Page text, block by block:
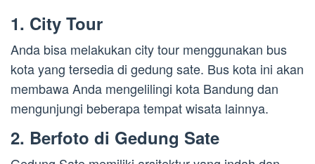
1. City Tour
Anda bisa melakukan city tour menggunakan bus
kota yang tersedia di gedung sate. Bus kota ini akan
membawa Anda mengelilingi kota Bandung dan
mengunjungi beberapa tempat wisata lainnya.
2. Berfoto di Gedung Sate